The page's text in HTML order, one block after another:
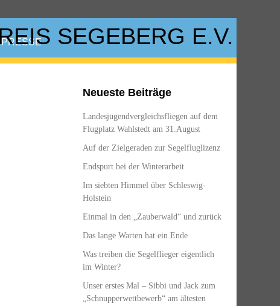
PRESSE
Neueste Beiträge
Landesjugendvergleichsfliegen auf dem
Flugplatz Wahlstedt am 31.August
Auf der Zielgeraden zur Segelfluglizenz
Endspurt bei der Winterarbeit
Im siebten Himmel über Schleswig-
Holstein
Einmal in den „Zauberwald“ und zurück
Das lange Warten hat ein Ende
Was treiben die Segelflieger eigentlich
im Winter?
Unser erstes Mal – Sibbi und Jack zum
„Schnupperwettbewerb“ am ältesten